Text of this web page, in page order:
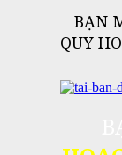
BẠN
QUY